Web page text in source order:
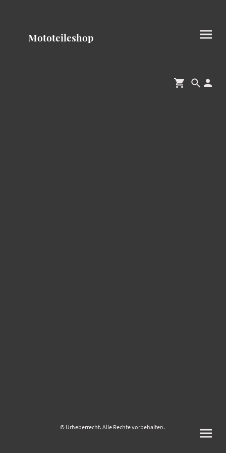
Mototeileshop
© Urheberrecht. Alle Rechte vorbehalten.